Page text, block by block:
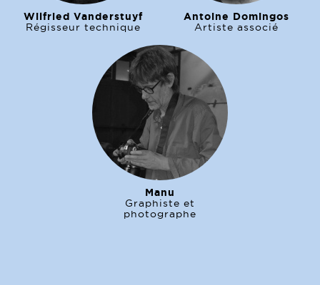
Wilfried Vanderstuyf
Régisseur technique
Antoine Domingos
Artiste associé
Manu
Graphiste et
photographe